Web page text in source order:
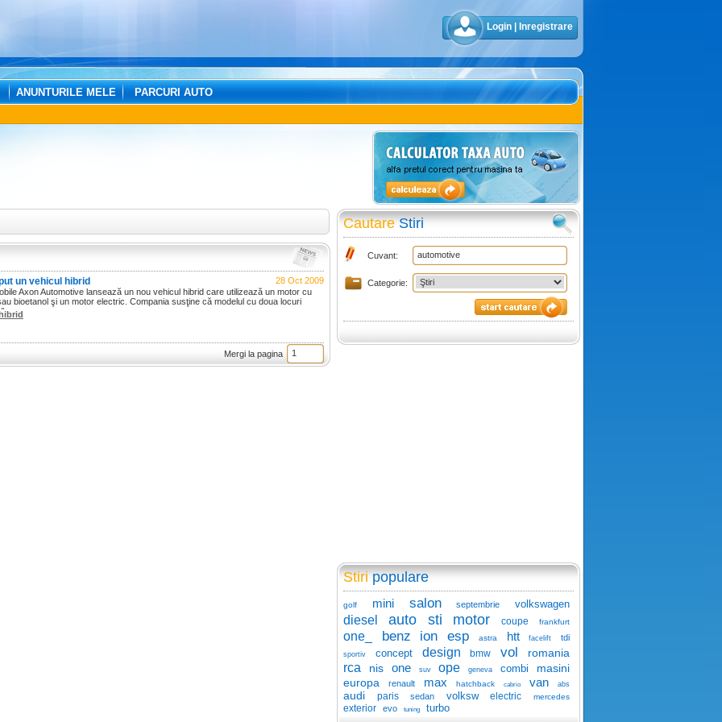
Login Inregistrare
ANUNTURILE MELE PARCURI AUTO
28 Oct 2009
un vehicul hibrid
Axon Automotive lansează un nou vehicul hibrid care utilizează un motor cu
bioetanol şi un motor electric. Compania susţine că modelul cu doua locuri
km.
Mergi la pagina
CautareStiri
Cuvant:
Categorie:
Stiripopulare
golf mini salon septembrie volkswagen
diesel auto sti motor coupe frankfurt
one_ benz ion esp astra htt facelift tdi
sportiv concept design bmw vol romania
rca nis one suv ope geneva combi
masini
europa
renault max hatchback cabrio van abs
audi paris sedan volksw electric mercedes
exterior evo tuning turbo